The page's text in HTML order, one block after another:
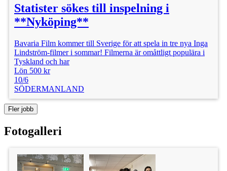
Statister sökes till inspelning i
**Nyköping**
Bavaria Film kommer till Sverige för att spela in tre nya Inga
Lindström-filmer i sommar! Filmerna är omåttligt populära i
Tyskland och har
Lön 500 kr
10/6
SÖDERMANLAND
Fler jobb
Fotogalleri